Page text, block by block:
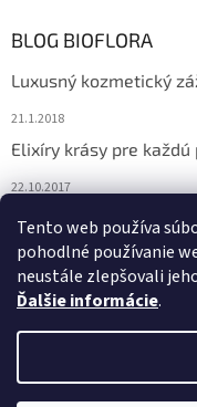
Tento web používa
pohodlné používanie
neustále zlepšovali
Ďalšie informácie.
BLOG BIOFLORA
Luxusný kozmetický
21.1.2018
Elixíry krásy pre každú
22.10.2017
Spoznajte prírodnú
10.10.2017